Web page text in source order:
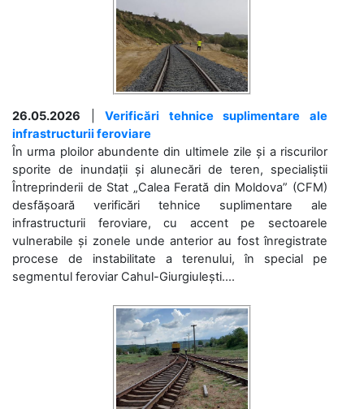
26.05.2026 |Verificări tehnice suplimentare ale
infrastructurii feroviare
În urma ploilor abundente din ultimele zile și a riscurilor
sporite de inundații și alunecări de teren, specialiștii
Întreprinderii de Stat „Calea Ferată din Moldova” (CFM)
desfășoară verificări tehnice suplimentare ale
infrastructurii feroviare, cu accent pe sectoarele
vulnerabile și zonele unde anterior au fost înregistrate
procese de instabilitate a terenului, în special pe
segmentul feroviar Cahul-Giurgiulești....